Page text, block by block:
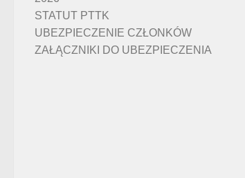
STATUT PTTK
UBEZPIECZENIE CZŁONKÓW
ZAŁĄCZNIKI DO UBEZPIECZENIA